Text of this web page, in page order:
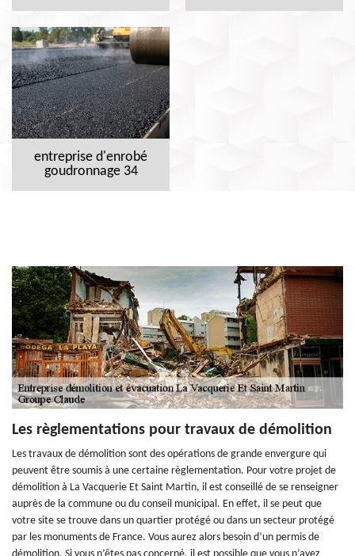
entreprise d'enrobé
goudronnage 34
Les règlementations pour travaux de démolition
Les travaux de démolition sont des opérations de grande envergure qui
peuvent être soumis à une certaine règlementation. Pour votre projet de
démolition à La Vacquerie Et Saint Martin, il est conseillé de se renseigner
auprès de la commune ou du conseil municipal. En effet, il se peut que
votre site se trouve dans un quartier protégé ou dans un secteur protégé
par les monuments de France. Vous aurez alors besoin d’un permis de